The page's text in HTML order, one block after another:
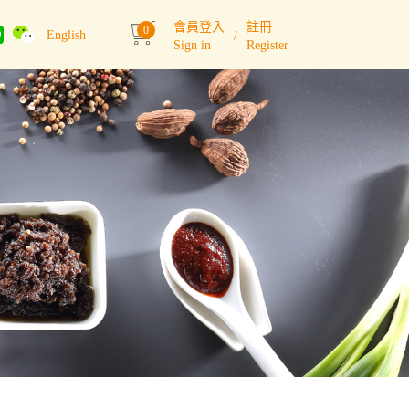
English 0
會員登入
Sign in
/
註冊
Register